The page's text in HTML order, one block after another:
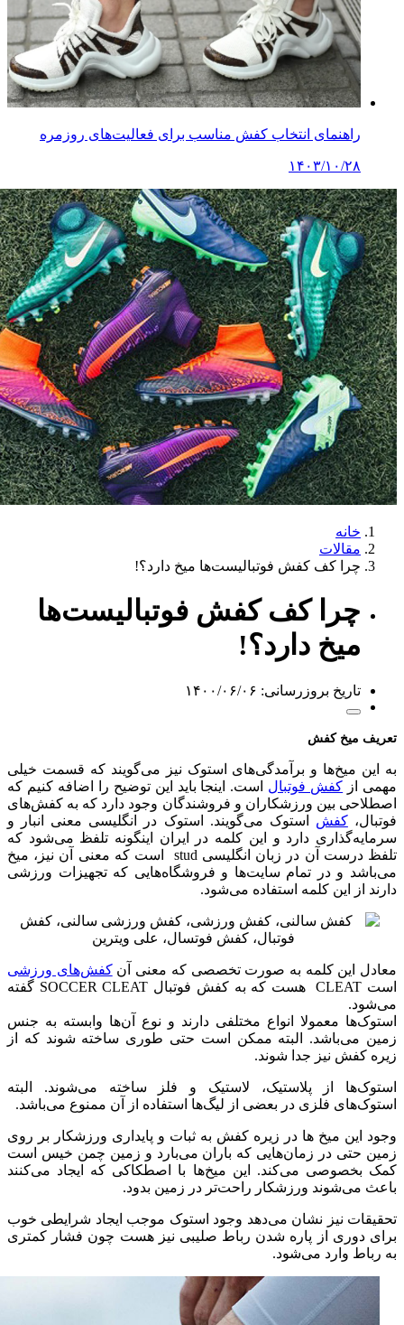
راهنمای انتخاب کفش مناسب برای فعالیت‌های روزمره
۱۴۰۳/۱۰/۲۸
خانه
مقالات
چرا کف کفش فوتبالیست‌ها میخ دارد؟!
چرا کف کفش فوتبالیست‌ها
میخ دارد؟!
تاریخ بروزرسانی: ۱۴۰۰/۰۶/۰۶
تعریف میخ کفش
به این میخ‌ها و برآمدگی‌های استوک نیز می‌گویند که قسمت خیلی
مهمی از کفش فوتبال است. اینجا باید این توضیح را اضافه کنیم که
اصطلاحی بین ورزشکاران و فروشندگان وجود دارد که به کفش‌های
فوتبال،کفش استوک می‌گویند. استوک در انگلیسی معنی انبار و
سرمایه‌گذاری دارد و این کلمه در ایران اینگونه تلفظ می‌شود که
تلفظ درست آن در زبان انگلیسی stud است که معنی آن نیز، میخ
می‌باشد و در تمام سایت‌ها و فروشگاه‌هایی که تجهیزات ورزشی
دارند از این کلمه استفاده می‌شود.
معادل این کلمه به صورت تخصصی که معنی آنکفش‌های ورزشی
است CLEAT هست که به کفش فوتبال SOCCER CLEAT گفته
می‌شود.
استوک‌ها معمولا انواع مختلفی دارند و نوع آن‌ها وابسته به جنس
زمین می‌باشد. البته ممکن است حتی طوری ساخته شوند که از
زیره کفش نیز جدا شوند.
استوک‌ها از پلاستیک، لاستیک و فلز ساخته می‌شوند. البته
استوک‌های فلزی در بعضی از لیگ‌ها استفاده از آن ممنوع می‌باشد.
وجود این میخ ها در زیره کفش به ثبات و پایداری ورزشکار بر روی
زمین حتی در زمان‌هایی که باران می‌بارد و زمین چمن خیس است
کمک بخصوصی می‌کند. این میخ‌ها با اصطکاکی که ایجاد می‌کنند
باعث می‌شوند ورزشکار راحت‌تر در زمین بدود.
تحقیقات نیز نشان می‌دهد وجود استوک موجب ایجاد شرایطی خوب
برای دوری از پاره شدن رباط صلیبی نیز هست چون فشار کمتری
به رباط وارد می‌شود.